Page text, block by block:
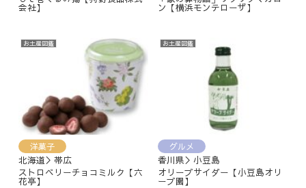
会社】 ン【横浜モンテローザ】
お土産図鑑
洋菓子
北海道＞帯広
ストロベリーチョコミルク【六
花亭】
お土産図鑑
グルメ
香川県＞小豆島
オリーブサイダー【小豆島オリ
ーブ園】